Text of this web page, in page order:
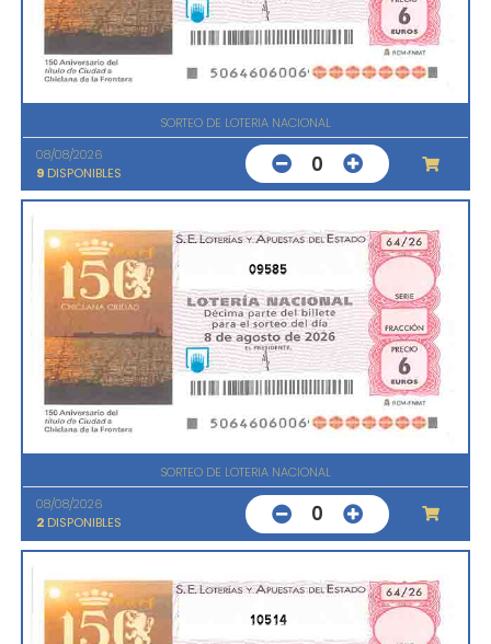
SORTEO DE LOTERIA NACIONAL
08/08/2026
9 DISPONIBLES 0
09585
SORTEO DE LOTERIA NACIONAL
08/08/2026
2 DISPONIBLES 0
10514